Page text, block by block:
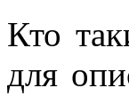
Кто
для